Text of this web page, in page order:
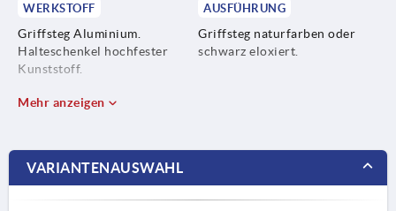
WERKSTOFF
Griffsteg Aluminium.
Halteschenkel hochfester
Kunststoff.
AUSFÜHRUNG
Griffsteg naturfarben oder
schwarz eloxiert.
Mehr anzeigen
VARIANTENAUSWAHL